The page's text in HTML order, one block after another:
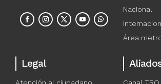
Nacional
Área
Legal